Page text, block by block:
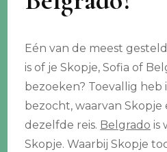
Eén van de meest
is of je Skopje, Sofia of
bezoeken? Toevallig
bezocht, waarvan Skopje
dezelfde reis. Belgrado is
Skopje. Waarbij Skopje